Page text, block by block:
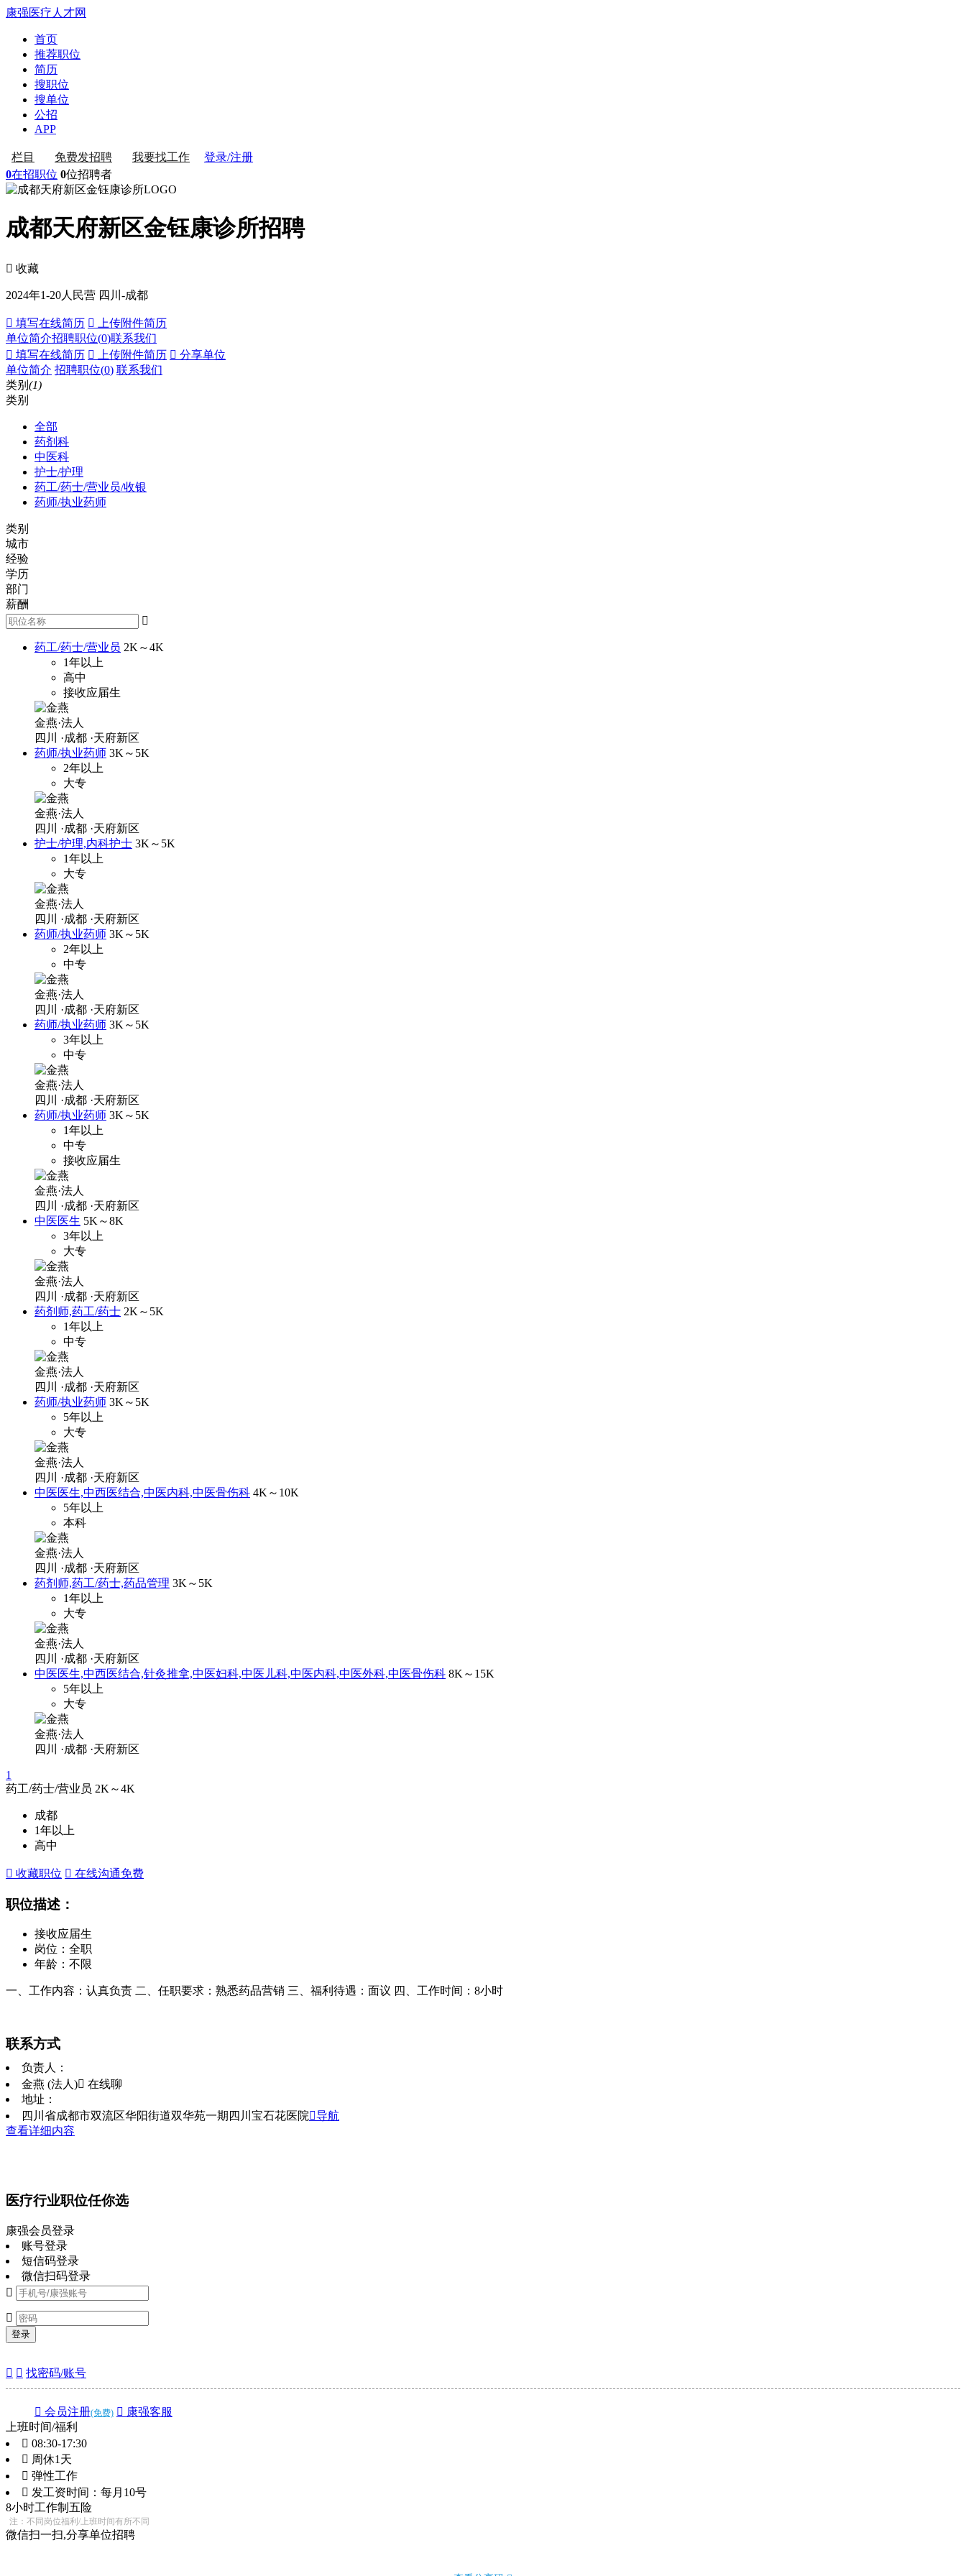
康强医疗人才网
首页
推荐职位
简历
搜职位
搜单位
公招
APP
栏目 免费发招聘 我要找工作
登录/注册
0在招职位 0位招聘者
成都天府新区金钰康诊所招聘
 收藏
2024年1-20人 民营 四川-成都
 填写在线简历  上传附件简历
单位简介招聘职位(0)联系我们
 填写在线简历  上传附件简历  分享单位
单位简介 招聘职位(0) 联系我们
类别 (1)
类别
全部
药剂科
中医科
护士/护理
药工/药士/营业员/收银
药师/执业药师
类别
城市
经验
学历
部门
薪酬

药工/药士/营业员 2K～4K
1年以上
高中
接收应届生
金燕·法人
四川 ·成都 ·天府新区
药师/执业药师 3K～5K
2年以上
大专
金燕·法人
四川 ·成都 ·天府新区
护士/护理,内科护士 3K～5K
1年以上
大专
金燕·法人
四川 ·成都 ·天府新区
药师/执业药师 3K～5K
2年以上
中专
金燕·法人
四川 ·成都 ·天府新区
药师/执业药师 3K～5K
3年以上
中专
金燕·法人
四川 ·成都 ·天府新区
药师/执业药师 3K～5K
1年以上
中专
接收应届生
金燕·法人
四川 ·成都 ·天府新区
中医医生 5K～8K
3年以上
大专
金燕·法人
四川 ·成都 ·天府新区
药剂师,药工/药士 2K～5K
1年以上
中专
金燕·法人
四川 ·成都 ·天府新区
药师/执业药师 3K～5K
5年以上
大专
金燕·法人
四川 ·成都 ·天府新区
中医医生,中西医结合,中医内科,中医骨伤科 4K～10K
5年以上
本科
金燕·法人
四川 ·成都 ·天府新区
药剂师,药工/药士,药品管理 3K～5K
1年以上
大专
金燕·法人
四川 ·成都 ·天府新区
中医医生,中西医结合,针灸推拿,中医妇科,中医儿科,中医内科,中医外科,中医骨伤科 8K～15K
5年以上
大专
金燕·法人
四川 ·成都 ·天府新区
1
药工/药士/营业员 2K～4K
成都
1年以上
高中
 收藏职位  在线沟通免费
职位描述：
接收应届生
岗位：全职
年龄：不限
一、工作内容：认真负责 二、任职要求：熟悉药品营销 三、福利待遇：面议 四、工作时间：8小时
联系方式
负责人：
金燕 (法人) 在线聊
地址：
四川省成都市双流区华阳街道双华苑一期四川宝石花医院导航
查看详细内容
医疗行业职位任你选
康强会员登录
账号登录
短信码登录
微信扫码登录


登录
  找密码/账号
 会员注册(免费)  康强客服
上班时间/福利
 08:30-17:30
 周休1天
 弹性工作
 发工资时间：每月10号
8小时工作制 五险
注：不同岗位福利/上班时间有所不同
微信扫一扫,分享单位招聘